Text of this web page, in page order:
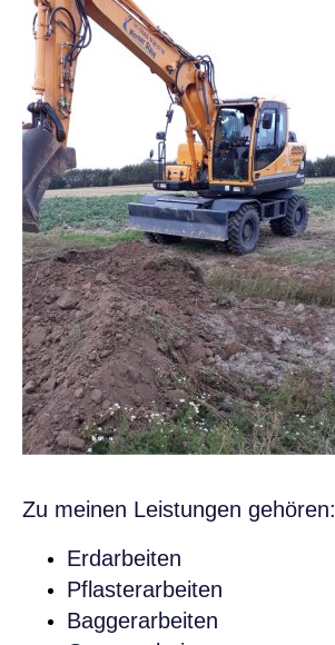
Zu meinen Leistungen gehören:
Erdarbeiten
Pflasterarbeiten
Baggerarbeiten